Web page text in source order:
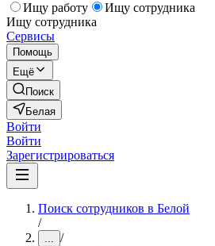
Ищу работу
Ищу сотрудника
Ищу сотрудника
Сервисы
Помощь
Ещё
Поиск
Белая
Войти
Войти
Зарегистрироваться
Поиск сотрудников в Белой
/
... /